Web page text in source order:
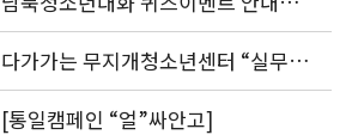
니다.
다가가는 무지개청소년센터 “실무자
워크숍” 안내 및 신청
[통일캠페인 “얼”싸안고]